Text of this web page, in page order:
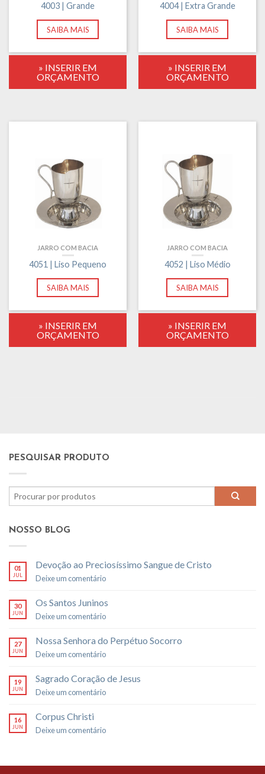
4003 | Grande
SAIBA MAIS
» INSERIR EM
ORÇAMENTO
4004 | Extra Grande
SAIBA MAIS
» INSERIR EM
ORÇAMENTO
JARRO COM BACIA
4051 | Liso Pequeno
SAIBA MAIS
» INSERIR EM
ORÇAMENTO
JARRO COM BACIA
4052 | Liso Médio
SAIBA MAIS
» INSERIR EM
ORÇAMENTO
PESQUISAR PRODUTO
NOSSO BLOG
01
JUL
Devoção ao Preciosíssimo Sangue de Cristo
Deixe um comentário
30
JUN
Os Santos Juninos
Deixe um comentário
27
JUN
Nossa Senhora do Perpétuo Socorro
Deixe um comentário
19
JUN
Sagrado Coração de Jesus
Deixe um comentário
16
JUN
Corpus Christi
Deixe um comentário